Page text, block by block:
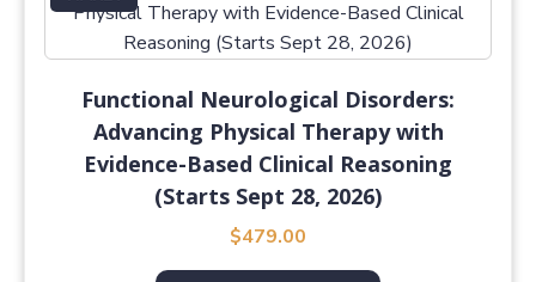
Functional Neurological Disorders:
Advancing Physical Therapy with
Evidence-Based Clinical Reasoning
(Starts Sept 28, 2026)
$479.00